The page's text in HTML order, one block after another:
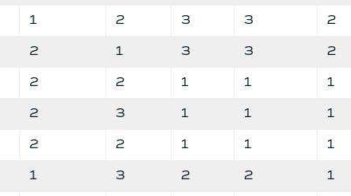
1 2 3 3 2
2 1 3 3 2
2 2 1 1 1
2 3 1 1 1
2 2 1 1 1
1 3 2 2 1